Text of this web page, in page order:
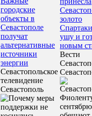
городские
объекты в
Севастополе
получат
альтернативные
источники
энергии
Севастопольское
телевидение
Севастополь
золото
ушу и
новым
Вести